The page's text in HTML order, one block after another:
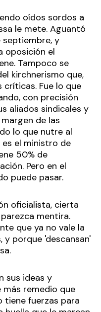
oídos sordos a
le mete. Aguantó
septiembre, y
oposición el
Tampoco se
kirchnerismo que,
Fue lo que
con precisión
aliados sindicales y
de las
lo que nutre al
el ministro de
50% de
Pero en el
puede pasar.
oficialista, cierta
mentira.
que ya no vale la
y porque 'descansan'
sus ideas y
remedio que
tiene fuerzas para